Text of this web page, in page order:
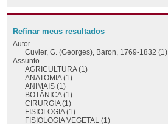
Refinar meus resultados
Autor
Cuvier, G. (Georges), Baron, 1769-1832 (1)
Assunto
AGRICULTURA (1)
ANATOMIA (1)
ANIMAIS (1)
BOTÂNICA (1)
CIRURGIA (1)
FISIOLOGIA (1)
FISIOLOGIA VEGETAL (1)